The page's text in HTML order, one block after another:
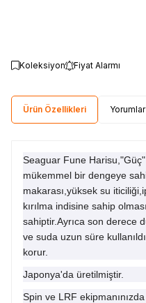
Koleksiyon Fiyat Alarmı
Ürün Özellikleri Yorumlar
Seaguar Fune
mükemmel bir dengeye
makarası,yüksek su
kırılma indisine sahip
sahiptir.Ayrıca son derece
ve suda uzun süre
korur.
Japonya'da üretilmiştir.
Spin ve LRF